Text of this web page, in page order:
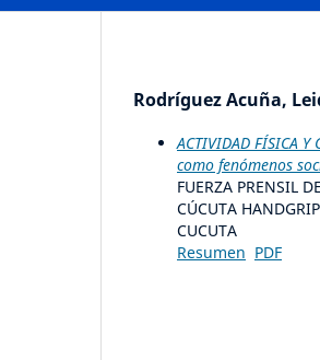
Rodríguez Acuña,
ACTIVIDAD FÍSICA
como fenómenos
FUERZA PRENSIL
CÚCUTA
CUCUTA
Resumen PDF